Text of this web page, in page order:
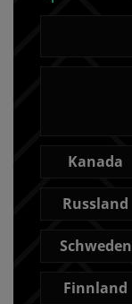
Kanada
Russland
Schweden
Finnland